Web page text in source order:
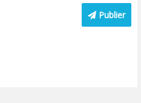
Publier